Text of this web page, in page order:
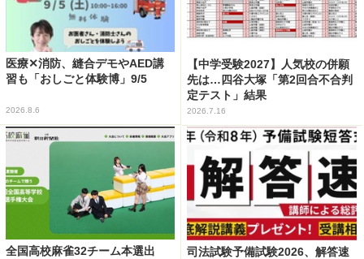
医療✕消防、縫合デモやAED講
習も「おしごと体験博」9/5
2026.8.6
【中学受験2027】人気校の併願
先は…四谷大塚「第2回合不合判
定テスト」結果
2026.7.16
全国高校麻雀32チーム本選出
司法試験予備試験2026、解答速